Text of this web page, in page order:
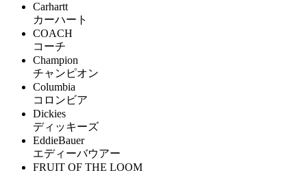
Carhartt
カーハート
COACH
コーチ
Champion
チャンピオン
Columbia
コロンビア
Dickies
ディッキーズ
EddieBauer
エディーバウアー
FRUIT OF THE LOOM